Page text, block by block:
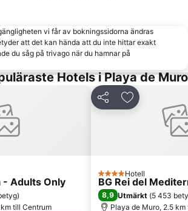
Mallorca
Auditorium de Palma de Mallorca
Ciudad Jardín
S'Hort del Rei
Lluc kloster
Mallorca
Cala Molins
Passeig des Born
vi får av bokningssidorna ändras
att det kan hända att du inte hittar exakt
du såg på trivago när du hamnar på
Hotels i Playa de Muro
Favoriter
- Adults Only
)
till Centrum
Dela Lägg till i
4 Stjärnor
Hotell
BG Rei del
8,9 Utmärkt (5 453
Playa de Muro, 2.5